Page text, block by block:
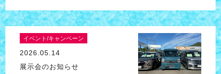
イベント/キャンペーン
2026.05.14
展示会のお知らせ